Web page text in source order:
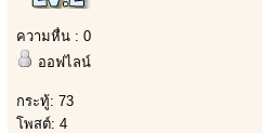
ความหื่น : 0
ออฟไลน์
กระทู้: 73
โพสต์: 4